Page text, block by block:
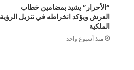
“الأحرار” يشيد بمضامين خطاب
العرش ويؤكد انخراطه في تنزيل الرؤية
الملكية
منذ أسبوع واحد